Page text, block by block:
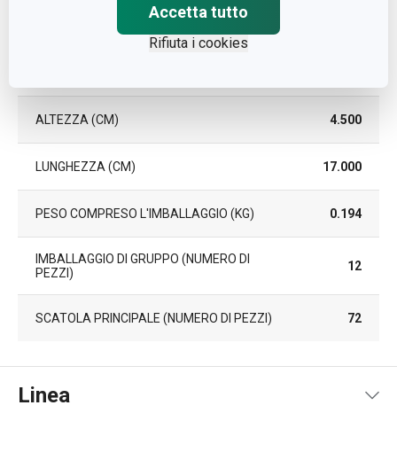
Accetta tutto
Rifiuta i cookies
ALTEZZA (CM) 4.500
LUNGHEZZA (CM) 17.000
PESO COMPRESO L'IMBALLAGGIO (KG) 0.194
IMBALLAGGIO DI GRUPPO (NUMERO DI
PEZZI)
12
SCATOLA PRINCIPALE (NUMERO DI PEZZI) 72
Linea